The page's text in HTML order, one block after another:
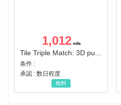
1,012
条件 :
承認 : 数日程度
無料